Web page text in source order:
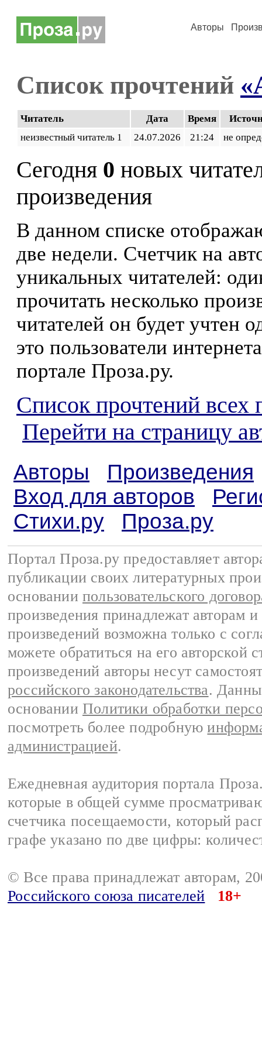
Авторы
Список прочтений
Читатель Дата Время
неизвестный читатель 1
24.07.2026 21:24 не
Сегодня 0 новых
произведения
В данном списке
две недели. Счетчик на
уникальных читателей:
прочитать несколько
читателей он будет учтен
это пользователи
портале Проза.ру.
Список прочтений всех
Перейти на страницу
Авторы
Произведения
Вход для авторов
Стихи.ру
Проза.ру
Портал Проза.ру предоставляет
публикации своих литературных
основании пользовательского
произведения принадлежат авторам
произведений возможна только с
можете обратиться на его авторской
произведений авторы несут
российского законодательства.
основании Политики обработки
посмотреть более подробную
администрацией.
Ежедневная аудитория портала
которые в общей сумме
счетчика посещаемости, который
графе указано по две цифры:
© Все права принадлежат авторам,
Российского союза писателей
18+